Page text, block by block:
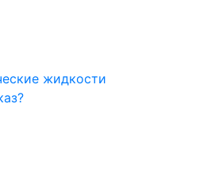
жидкости